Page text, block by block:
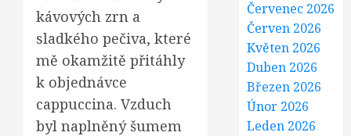
kávových zrn a
sladkého pečiva, které
mě okamžitě přitáhly
k objednávce
cappuccina. Vzduch
byl naplněný šumem
Červenec 2026
Červen 2026
Květen 2026
Duben 2026
Březen 2026
Únor 2026
Leden 2026